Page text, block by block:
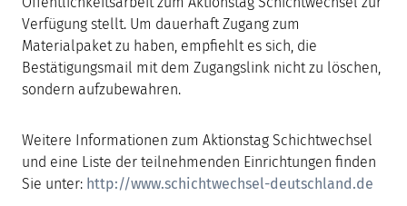
Verfügung stellt. Um dauerhaft Zugang zum
Materialpaket zu haben, empfiehlt es sich, die
Bestätigungsmail mit dem Zugangslink nicht zu löschen,
sondern aufzubewahren.
Weitere Informationen zum Aktionstag Schichtwechsel
und eine Liste der teilnehmenden Einrichtungen finden
Sie unter: http://www.schichtwechsel-deutschland.de